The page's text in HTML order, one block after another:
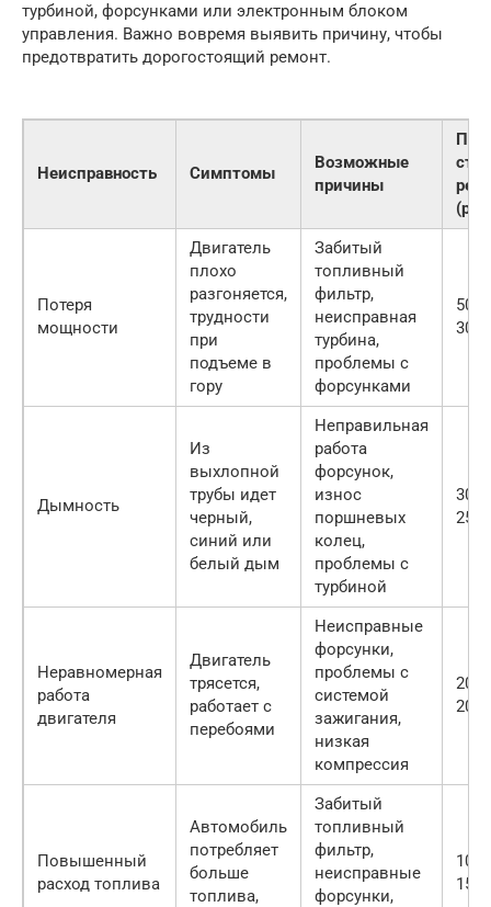
турбиной, форсунками или электронным блоком
управления. Важно вовремя выявить причину, чтобы
предотвратить дорогостоящий ремонт.
Неисправность Симптомы
Возможные
причины
Потеря
мощности
Двигатель
плохо
разгоняется,
трудности
при
подъеме в
гору
Забитый
топливный
фильтр,
неисправная
турбина,
проблемы с
форсунками
Дымность
Из
выхлопной
трубы идет
черный,
синий или
белый дым
Неправильная
работа
форсунок,
износ
поршневых
колец,
проблемы с
турбиной
Неравномерная
работа
двигателя
Двигатель
трясется,
работает с
перебоями
Неисправные
форсунки,
проблемы с
системой
зажигания,
низкая
компрессия
Повышенный
расход топлива
Автомобиль
потребляет
больше
топлива,
Забитый
топливный
фильтр,
неисправные
форсунки,